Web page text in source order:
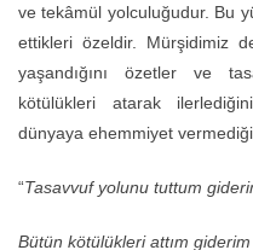
ve tekâmül yolculuğudur. Bu
ettikleri özeldir. Mürşidimiz
yaşandığını özetler ve
kötülükleri atarak
dünyaya ehemmiyet
“Tasavvuf yolunu tuttum
Bütün kötülükleri attım giderim